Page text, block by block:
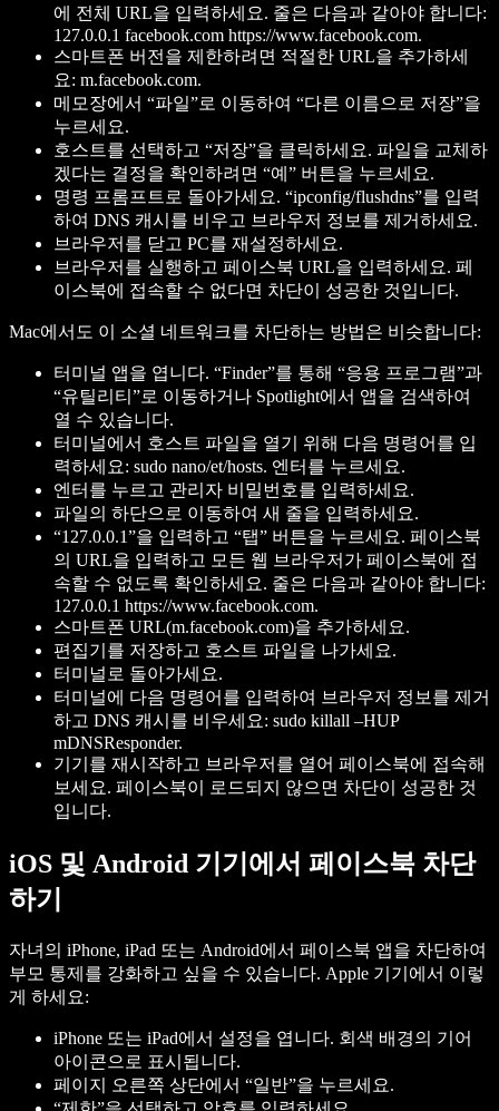
에 전체 URL을 입력하세요. 줄은 다음과 같아야 합니다:
127.0.0.1 facebook.com https://www.facebook.com.
스마트폰 버전을 제한하려면 적절한 URL을 추가하세
요: m.facebook.com.
메모장에서 “파일”로 이동하여 “다른 이름으로 저장”을
누르세요.
호스트를 선택하고 “저장”을 클릭하세요. 파일을 교체하
겠다는 결정을 확인하려면 “예” 버튼을 누르세요.
명령 프롬프트로 돌아가세요. “ipconfig/flushdns”를 입력
하여 DNS 캐시를 비우고 브라우저 정보를 제거하세요.
브라우저를 닫고 PC를 재설정하세요.
브라우저를 실행하고 페이스북 URL을 입력하세요. 페
이스북에 접속할 수 없다면 차단이 성공한 것입니다.
Mac에서도 이 소셜 네트워크를 차단하는 방법은 비슷합니다:
터미널 앱을 엽니다. “Finder”를 통해 “응용 프로그램”과
“유틸리티”로 이동하거나 Spotlight에서 앱을 검색하여
열 수 있습니다.
터미널에서 호스트 파일을 열기 위해 다음 명령어를 입
력하세요: sudo nano/et/hosts. 엔터를 누르세요.
엔터를 누르고 관리자 비밀번호를 입력하세요.
파일의 하단으로 이동하여 새 줄을 입력하세요.
“127.0.0.1”을 입력하고 “탭” 버튼을 누르세요. 페이스북
의 URL을 입력하고 모든 웹 브라우저가 페이스북에 접
속할 수 없도록 확인하세요. 줄은 다음과 같아야 합니다:
127.0.0.1 https://www.facebook.com.
스마트폰 URL(m.facebook.com)을 추가하세요.
편집기를 저장하고 호스트 파일을 나가세요.
터미널로 돌아가세요.
터미널에 다음 명령어를 입력하여 브라우저 정보를 제거
하고 DNS 캐시를 비우세요: sudo killall –HUP
mDNSResponder.
기기를 재시작하고 브라우저를 열어 페이스북에 접속해
보세요. 페이스북이 로드되지 않으면 차단이 성공한 것
입니다.
iOS 및 Android 기기에서 페이스북 차단
하기
자녀의 iPhone, iPad 또는 Android에서 페이스북 앱을 차단하여
부모 통제를 강화하고 싶을 수 있습니다. Apple 기기에서 이렇
게 하세요:
iPhone 또는 iPad에서 설정을 엽니다. 회색 배경의 기어
아이콘으로 표시됩니다.
페이지 오른쪽 상단에서 “일반”을 누르세요.